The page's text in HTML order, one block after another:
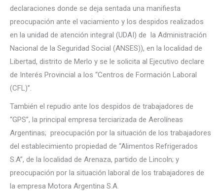
declaraciones donde se deja sentada una manifiesta
preocupación ante el vaciamiento y los despidos realizados
en la unidad de atención integral (UDAI) de la Administración
Nacional de la Seguridad Social (ANSES)), en la localidad de
Libertad, distrito de Merlo y se le solicita al Ejecutivo declare
de Interés Provincial a los “Centros de Formación Laboral
(CFL)”.
También el repudio ante los despidos de trabajadores de
“GPS”, la principal empresa terciarizada de Aerolíneas
Argentinas; preocupación por la situación de los trabajadores
del establecimiento propiedad de “Alimentos Refrigerados
S.A”, de la localidad de Arenaza, partido de Lincoln; y
preocupación por la situación laboral de los trabajadores de
la empresa Motora Argentina S.A.